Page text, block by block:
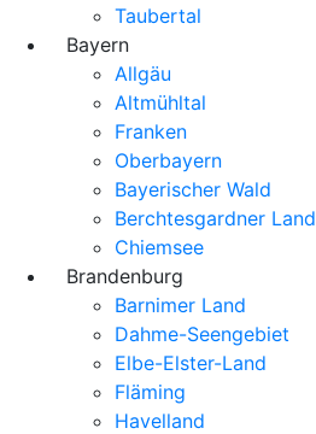
Taubertal
Bayern
Allgäu
Altmühltal
Franken
Oberbayern
Bayerischer Wald
Berchtesgardner Land
Chiemsee
Brandenburg
Barnimer Land
Dahme-Seengebiet
Elbe-Elster-Land
Fläming
Havelland